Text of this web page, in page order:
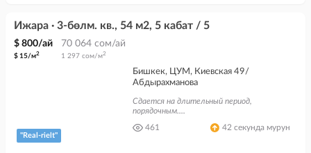
Ижара · 3-бөлм. кв., 54 м2, 5 кабат / 5
$ 800/ай 70 064 сом/ай
$ 15/м2 1 297 сом/м2
"Real-rielt"
Бишкек, ЦУМ, Киевская 49/
Абдырахманова
Сдается на длительный период,
порядочным....
461
42 секунда мурун